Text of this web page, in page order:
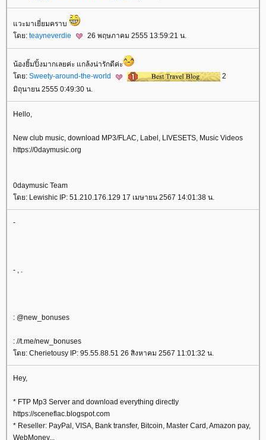
วะมาเยี่ยมคราบ
ดย: teayneverdie 26 พฤษภาคม 2555 13:59:21 น.
น้องยิ้มปิ้งมากเลยค่ะ แกล้งน่ารักดีค่ะ
ดย: Sweety-around-the-world
2
มิถุนายน 2555 0:49:30 น.
Hello,
New club music, download MP3/FLAC, Label, LIVESETS, Music Videos
https://0daymusic.org
0daymusic Team
ดย: Lewishic IP: 51.210.176.129 17 เมษายน 2567 14:01:38 น.
-
- , .
: @new_bonuses
: //t.me/new_bonuses
ดย: Cherietousy IP: 95.55.88.51 26 สิงหาคม 2567 11:01:32 น.
Hey,
* FTP Mp3 Server and download everything directly
https://sceneflac.blogspot.com
* Reseller: PayPal, VISA, Bank transfer, Bitcoin, Master Card, Amazon pay,
WebMoney...